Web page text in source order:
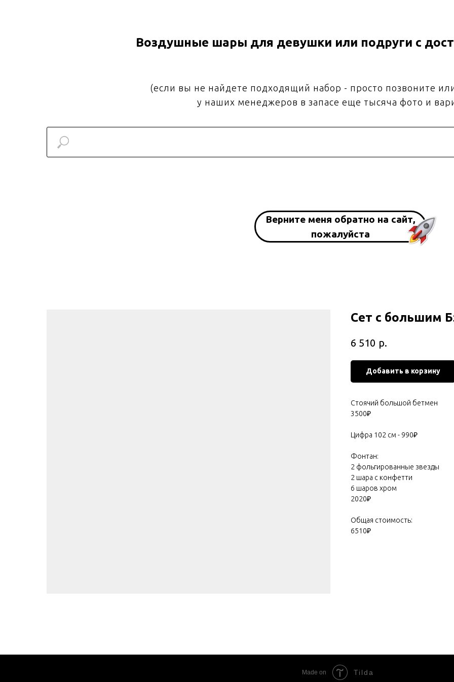
Воздушные шары для девушки или подруги с
(если вы не найдете подходящий набор - просто позвоните
у наших менеджеров в запасе еще тысяча фото и
Верните меня обратно на сайт,
пожалуйста
Сет с большим
6 510 р.
Добавить в корзину
Стоячий большой бетмен
3500₽
Цифра 102 см - 990₽
Фонтан:
2 фольгированные звезды
2 шара с конфетти
6 шаров хром
2020₽
Общая стоимость:
6510₽
Made on Tilda